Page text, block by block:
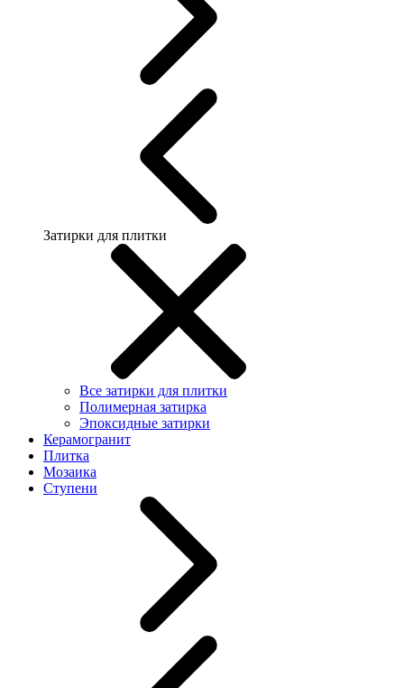
Затирки для плитки
Все затирки для плитки
Полимерная затирка
Эпоксидные затирки
Керамогранит
Плитка
Мозаика
Ступени